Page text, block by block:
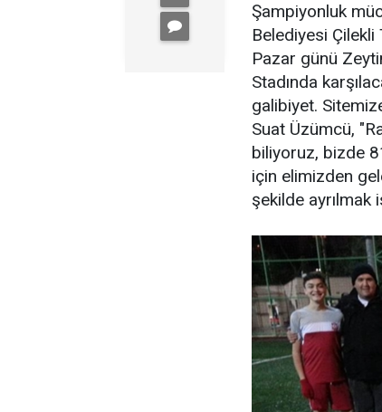
Şampiyonluk
Belediyesi Çilekli
Pazar günü
Stadında
galibiyet.
Suat Üzümcü,
biliyoruz, bizde
için elimizden
şekilde ayrılmak